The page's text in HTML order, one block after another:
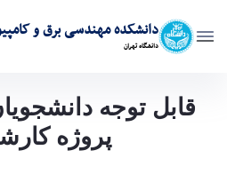
دانشکده مهندسی برق و
دانشگاه تهران
قابل توجه دانشجویان
کارشناسی - ece- دانشکده مهندسی برق و کامپیوتر
قابل توجه
پروژه